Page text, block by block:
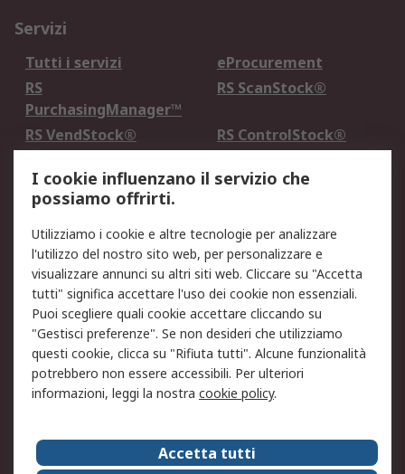
Servizi
Tutti i servizi
eProcurement
RS
PurchasingManager™
RS ScanStock®
RS VendStock®
RS ControlStock®
Legale
Informativa Cookie
Informativa Privacy -
Aggiornata
Email Security
Termini d'uso
Condizioni di vendita
Condizioni generali di
servizio
Etica e responsabilità
Chi Siamo
Chi Siamo
Contattaci
Supporto
ESG
I cookie influenzano il servizio che
possiamo offrirti.
Utilizziamo i cookie e altre tecnologie per analizzare
l'utilizzo del nostro sito web, per personalizzare e
visualizzare annunci su altri siti web. Cliccare su "Accetta
tutti" significa accettare l'uso dei cookie non essenziali.
Puoi scegliere quali cookie accettare cliccando su
"Gestisci preferenze". Se non desideri che utilizziamo
questi cookie, clicca su "Rifiuta tutti". Alcune funzionalità
potrebbero non essere accessibili. Per ulteriori
informazioni, leggi la nostra cookie policy.
Accetta tutti